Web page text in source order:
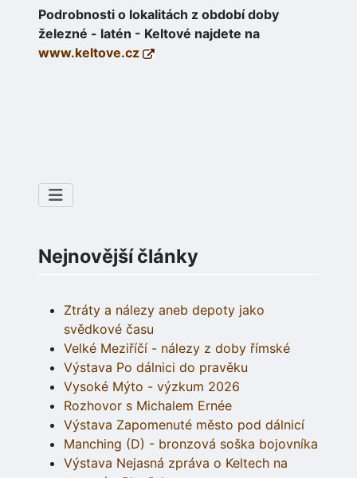
Podrobnosti o lokalitách z období doby
železné - latén - Keltové najdete na
www.keltove.cz
Nejnovější články
Ztráty a nálezy aneb depoty jako
svědkové času
Velké Meziříčí - nálezy z doby římské
Výstava Po dálnici do pravěku
Vysoké Mýto - výzkum 2026
Rozhovor s Michalem Ernée
Výstava Zapomenuté město pod dálnicí
Manching (D) - bronzová soška bojovníka
Výstava Nejasná zpráva o Keltech na